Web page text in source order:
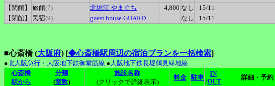
【閉館】
旅館(7) 北堀江 やまぐち 4,800 なし 15/11
【閉館】
民宿(9) guest house GUARD なし 15/11
■心斎橋 (大阪府) [◆心斎橋駅周辺の宿泊プランを一括検索]
●北大阪急行・大阪地下鉄御堂筋線 ●大阪地下鉄長堀鶴見緑地線
心斎橋
駅から
分類
(室数)
施設名称
(クリックで詳細表示)
料金 駐車
IN
/OUT
詳細・予約